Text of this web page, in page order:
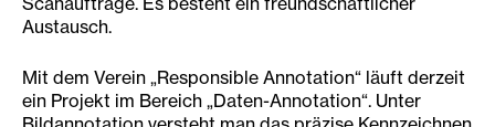
Austausch.
Mit dem Verein „Responsible Annotation“ läuft derzeit
ein Projekt im Bereich „Daten-Annotation“. Unter